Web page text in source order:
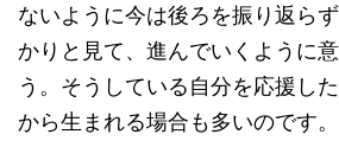
ないように今は後ろを振り返ら
かりと見て、進んでいくように
う。そうしている自分を応援し
から生まれる場合も多いのです。